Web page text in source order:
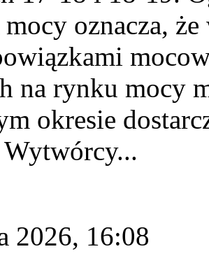
oznacza,
na rynku mocy
okresie
Wytwórcy...
2026, 16:08